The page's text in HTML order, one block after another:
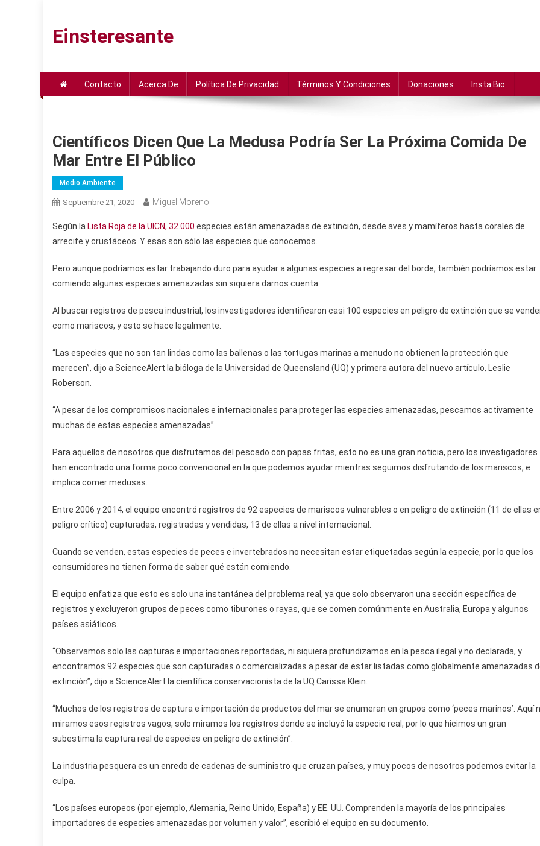
contenido
Einsteresante
Contacto Acerca De Política De Privacidad Términos Y Condiciones Donaciones Insta Bio
Científicos Dicen Que La Medusa Podría Ser La Próxima Comida De
Mar Entre El Público
Medio Ambiente
Septiembre 21, 2020 Miguel Moreno
Según la Lista Roja de la UICN, 32.000 especies están amenazadas de extinción, desde aves y mamíferos hasta corales de
arrecife y crustáceos. Y esas son sólo las especies que conocemos.
Pero aunque podríamos estar trabajando duro para ayudar a algunas especies a regresar del borde, también podríamos estar
comiendo algunas especies amenazadas sin siquiera darnos cuenta.
Al buscar registros de pesca industrial, los investigadores identificaron casi 100 especies en peligro de extinción que se
como mariscos, y esto se hace legalmente.
“Las especies que no son tan lindas como las ballenas o las tortugas marinas a menudo no obtienen la protección que
merecen”, dijo a ScienceAlert la bióloga de la Universidad de Queensland (UQ) y primera autora del nuevo artículo, Leslie
Roberson.
“A pesar de los compromisos nacionales e internacionales para proteger las especies amenazadas, pescamos activamente
muchas de estas especies amenazadas”.
Para aquellos de nosotros que disfrutamos del pescado con papas fritas, esto no es una gran noticia, pero los investigadores
han encontrado una forma poco convencional en la que podemos ayudar mientras seguimos disfrutando de los mariscos, e
implica comer medusas.
Entre 2006 y 2014, el equipo encontró registros de 92 especies de mariscos vulnerables o en peligro de extinción (11 de ellas
peligro crítico) capturadas, registradas y vendidas, 13 de ellas a nivel internacional.
Cuando se venden, estas especies de peces e invertebrados no necesitan estar etiquetadas según la especie, por lo que los
consumidores no tienen forma de saber qué están comiendo.
El equipo enfatiza que esto es solo una instantánea del problema real, ya que solo observaron una sección específica de
registros y excluyeron grupos de peces como tiburones o rayas, que se comen comúnmente en Australia, Europa y algunos
países asiáticos.
“Observamos solo las capturas e importaciones reportadas, ni siquiera profundizamos en la pesca ilegal y no declarada, y
encontramos 92 especies que son capturadas o comercializadas a pesar de estar listadas como globalmente amenazadas
extinción”, dijo a ScienceAlert la científica conservacionista de la UQ Carissa Klein.
“Muchos de los registros de captura e importación de productos del mar se enumeran en grupos como ‘peces marinos’. Aquí
miramos esos registros vagos, solo miramos los registros donde se incluyó la especie real, por lo que hicimos un gran
subestima la captura real de especies en peligro de extinción”.
La industria pesquera es un enredo de cadenas de suministro que cruzan países, y muy pocos de nosotros podemos evitar la
culpa.
“Los países europeos (por ejemplo, Alemania, Reino Unido, España) y EE. UU. Comprenden la mayoría de los principales
importadores de especies amenazadas por volumen y valor”, escribió el equipo en su documento.